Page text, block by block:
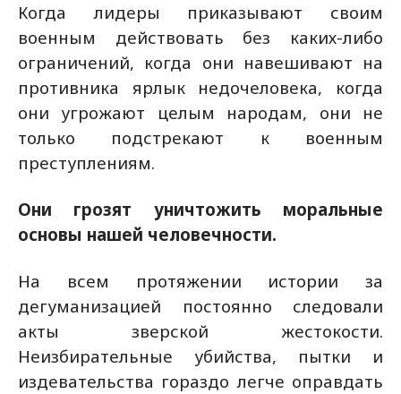
Когда лидеры приказывают своим
военным действовать без каких-либо
ограничений, когда они навешивают на
противника ярлык недочеловека, когда
они угрожают целым народам, они не
только подстрекают к военным
преступлениям.
Они грозят уничтожить моральные
основы нашей человечности.
На всем протяжении истории за
дегуманизацией постоянно следовали
акты зверской жестокости.
Неизбирательные убийства, пытки и
издевательства гораздо легче оправдать